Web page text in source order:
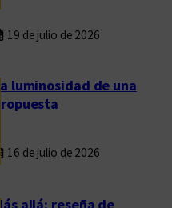
19 de julio de 2026
La luminosidad de una
propuesta
16 de julio de 2026